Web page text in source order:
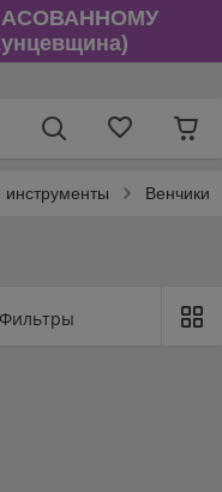
Венчики
Фильтры